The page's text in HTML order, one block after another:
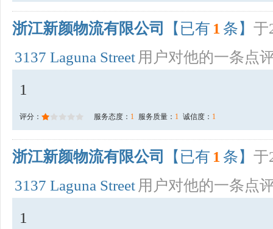
浙江新颜物流有限公司 【已有 1 条】 于
3137 Laguna Street 用户对他的一条点
1
评分： 服务态度： 1 服务质量： 1 诚信度： 1
浙江新颜物流有限公司 【已有 1 条】 于
3137 Laguna Street 用户对他的一条点
1